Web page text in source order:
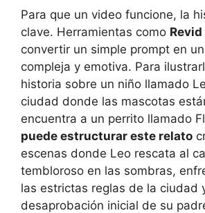
Para que un video funcione, la
clave. Herramientas como Revid
convertir un simple prompt en
compleja y emotiva. Para
historia sobre un niño llamado
ciudad donde las mascotas
encuentra a un perrito llamado
puede estructurar este relato
escenas donde Leo rescata al
tembloroso en las sombras,
las estrictas reglas de la ciudad
desaprobación inicial de su